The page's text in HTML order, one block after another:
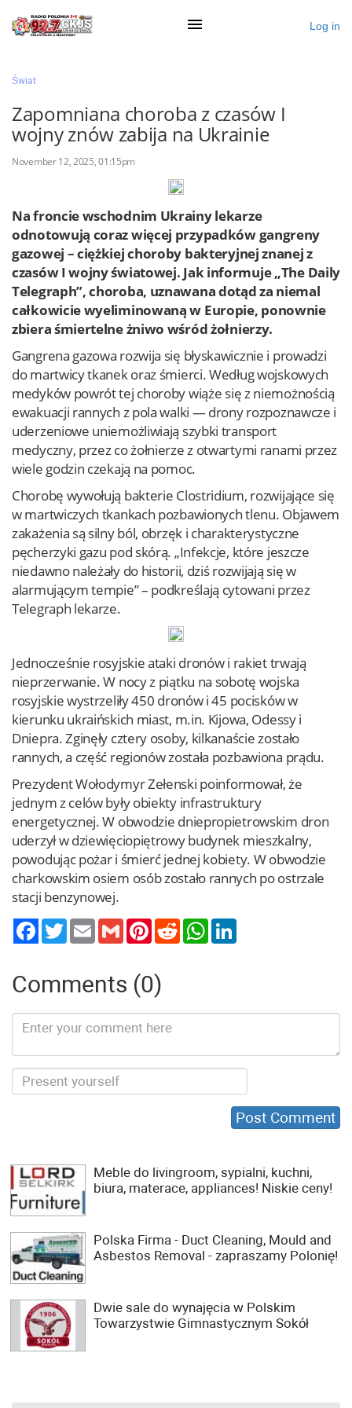
Ogłoś się
Działy
Zaloguj przez Clascal
×
Log in
Świat
Zapomniana choroba z czasów I
wojny znów zabija na Ukrainie
November 12, 2025, 01:15pm
Na froncie wschodnim Ukrainy lekarze
odnotowują coraz więcej przypadków gangreny
gazowej – ciężkiej choroby bakteryjnej znanej z
czasów I wojny światowej. Jak informuje „The Daily
Telegraph”, choroba, uznawana dotąd za niemal
całkowicie wyeliminowaną w Europie, ponownie
zbiera śmiertelne żniwo wśród żołnierzy.
Gangrena gazowa rozwija się błyskawicznie i prowadzi
do martwicy tkanek oraz śmierci. Według wojskowych
medyków powrót tej choroby wiąże się z niemożnością
ewakuacji rannych z pola walki — drony rozpoznawcze i
uderzeniowe uniemożliwiają szybki transport
medyczny, przez co żołnierze z otwartymi ranami przez
wiele godzin czekają na pomoc.
Chorobę wywołują bakterie Clostridium, rozwijające się
w martwiczych tkankach pozbawionych tlenu. Objawem
zakażenia są silny ból, obrzęk i charakterystyczne
pęcherzyki gazu pod skórą. „Infekcje, które jeszcze
niedawno należały do historii, dziś rozwijają się w
alarmującym tempie” – podkreślają cytowani przez
Telegraph lekarze.
Jednocześnie rosyjskie ataki dronów i rakiet trwają
nieprzerwanie. W nocy z piątku na sobotę wojska
rosyjskie wystrzeliły 450 dronów i 45 pocisków w
kierunku ukraińskich miast, m.in. Kijowa, Odessy i
Dniepra. Zginęły cztery osoby, kilkanaście zostało
rannych, a część regionów została pozbawiona prądu.
Prezydent Wołodymyr Zełenski poinformował, że
jednym z celów były obiekty infrastruktury
energetycznej. W obwodzie dniepropietrowskim dron
uderzył w dziewięciopiętrowy budynek mieszkalny,
powodując pożar i śmierć jednej kobiety. W obwodzie
charkowskim osiem osób zostało rannych po ostrzale
stacji benzynowej.
TwitterEmail Gmail PinterestReddit WhatsApp
Comments (0)
Meble do livingroom, sypialni, kuchni,
biura, materace, appliances! Niskie ceny!
Polska Firma - Duct Cleaning, Mould and
Asbestos Removal - zapraszamy Polonię!
Dwie sale do wynajęcia w Polskim
Towarzystwie Gimnastycznym Sokół